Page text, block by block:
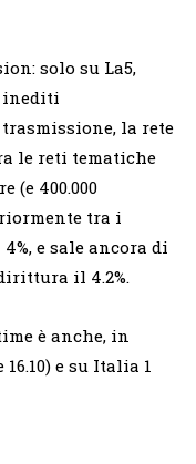
solo su La5,
inediti
la rete
le reti tematiche
(e 400.000
tra i
e sale ancora di
il 4.2%.
è anche, in
e su Italia 1